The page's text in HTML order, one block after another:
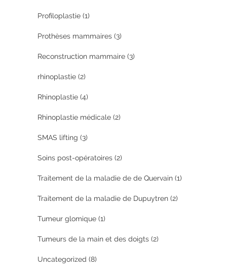
Profiloplastie (1)
Prothèses mammaires (3)
Reconstruction mammaire (3)
rhinoplastie (2)
Rhinoplastie (4)
Rhinoplastie médicale (2)
SMAS lifting (3)
Soins post-opératoires (2)
Traitement de la maladie de de Quervain (1)
Traitement de la maladie de Dupuytren (2)
Tumeur glomique (1)
Tumeurs de la main et des doigts (2)
Uncategorized (8)